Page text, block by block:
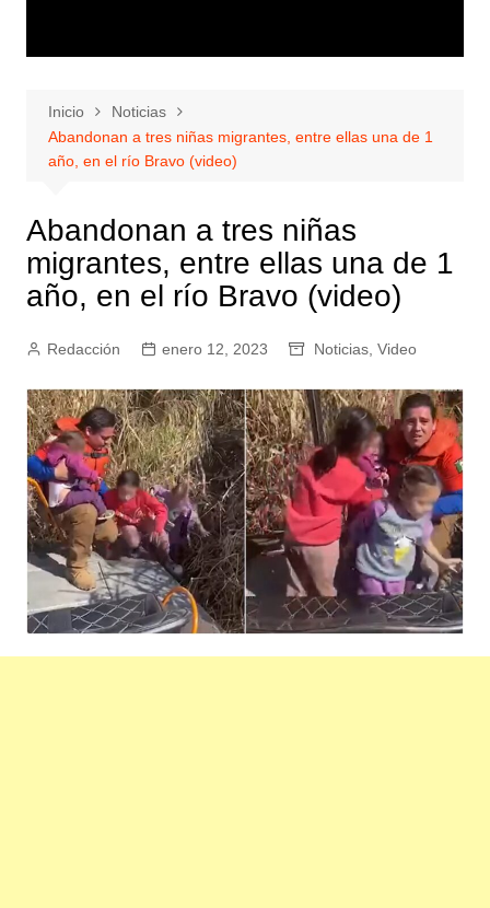
Inicio
Noticias
Abandonan a tres niñas migrantes, entre ellas una de 1
año, en el río Bravo (video)
Abandonan a tres niñas
migrantes, entre ellas una de 1
año, en el río Bravo (video)
Redacción enero 12, 2023 Noticias, Video